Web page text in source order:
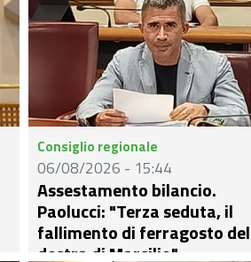
Consiglio regionale
06/08/2026 - 15:44
Assestamento bilancio.
Paolucci: "Terza seduta, il
fallimento di ferragosto
destra di Marsilio"